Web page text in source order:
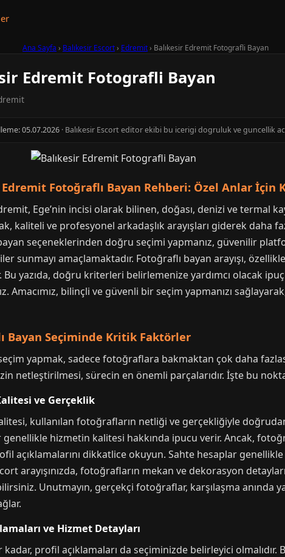
Ana Sayfa › Balıkesir Escort› Edremit› Balıkesir Edremit Fotografli Bayan
Edremit Fotografli Bayan
05.07.2026 · Balıkesir Escort editor ekibi bu icerigi dogruluk ve guncellik
Fotoğraflı Bayan Rehberi: Özel Anlar İçin
Ege’nin incisi olarak bilinen, doğası, denizi ve termal
kaliteli ve profesyonel arkadaşlık arayışları giderek daha
seçeneklerinden doğru seçimi yapmanız, güvenilir
sunmayı amaçlamaktadır. Fotoğraflı bayan arayışı,
Bu yazıda, doğru kriterleri belirlemenize yardımcı olacak
Amacımız, bilinçli ve güvenli bir seçim yapmanızı
Bayan Seçiminde Kritik Faktörler
yapmak, sadece fotoğraflara bakmaktan çok daha
netleştirilmesi, sürecin en önemli parçalarıdır. İşte bu
ve Gerçeklik
kullanılan fotoğrafların netliği ve gerçekliğiyle
hizmetin kalitesi hakkında ipucu verir. Ancak,
açıklamalarını dikkatlice okuyun. Sahte hesaplar
arayışınızda, fotoğrafların mekan ve dekorasyon
Unutmayın, gerçekçi fotoğraflar, karşılaşma anında
ve Hizmet Detayları
profil açıklamaları da seçiminizde belirleyici